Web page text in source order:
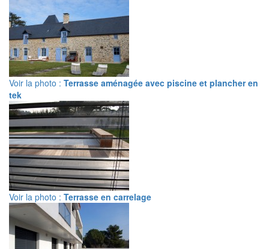
Voir la photo : Terrasse aménagée avec piscine et plancher en
tek
Voir la photo : Terrasse en carrelage